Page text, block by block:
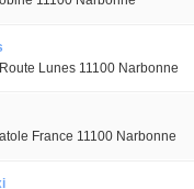
Lunes 11100 Narbonne
France 11100 Narbonne